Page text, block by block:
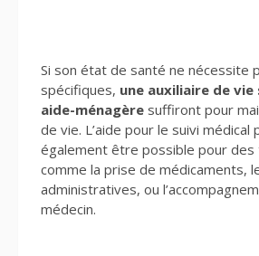
Si son état de santé ne nécessite
spécifiques, une auxiliaire de vie
aide-ménagère suffiront pour
de vie. L’aide pour le suivi médical
également être possible pour des
comme la prise de médicaments,
administratives, ou
médecin.